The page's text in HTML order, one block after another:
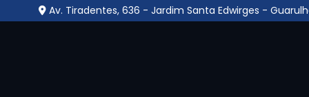
Av. Tiradentes, 636 - Jardim Santa Edwirges -